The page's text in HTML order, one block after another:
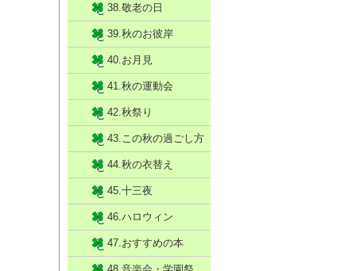
38.敬老の日
39.秋のお彼岸
40.お月見
41.秋の運動会
42.秋祭り
43.この秋の過ごし方
44.秋の衣替え
45.十三夜
46.ハロウィン
47.おすすめの本
48.音楽会・学園祭